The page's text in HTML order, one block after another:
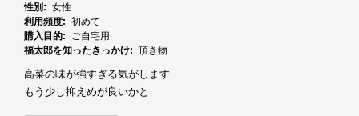
性別: 女性
利用頻度: 初めて
購入目的:
ご自宅用
福太郎を知ったきっかけ: 頂き物
高菜の味が強すぎる気がします
もう少し抑えめが良いかと